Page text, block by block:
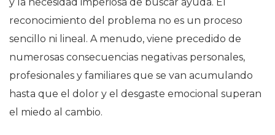
reconocimiento del problema no es un proceso
sencillo ni lineal. A menudo, viene precedido de
numerosas consecuencias negativas personales,
profesionales y familiares que se van acumulando
hasta que el dolor y el desgaste emocional superan
el miedo al cambio.